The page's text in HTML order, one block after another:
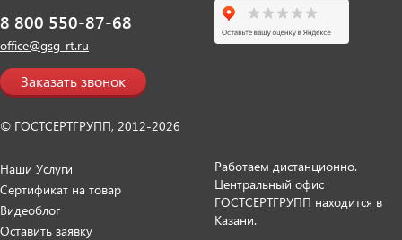
8 800 550-87-68
office@gsg-rt.ru
Заказать звонок
© ГОСТСЕРТГРУПП, 2012-2026
Наши Услуги
Сертификат на товар
Видеоблог
Оставить заявку
Работаем дистанционно.
Центральный офис
ГОСТСЕРТГРУПП находится в
Казани.